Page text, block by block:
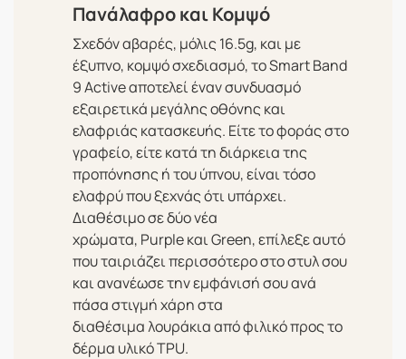
Πανάλαφρο και Κομψό
Σχεδόν αβαρές, μόλις 16.5g, και με
έξυπνο, κομψό σχεδιασμό, το Smart Band
9 Active αποτελεί έναν συνδυασμό
εξαιρετικά μεγάλης οθόνης και
ελαφριάς κατασκευής. Είτε το φοράς στο
γραφείο, είτε κατά τη διάρκεια της
προπόνησης ή του ύπνου, είναι τόσο
ελαφρύ που ξεχνάς ότι υπάρχει.
Διαθέσιμο σε δύο νέα
χρώματα, Purple και Green, επίλεξε αυτό
που ταιριάζει περισσότερο στο στυλ σου
και ανανέωσε την εμφάνισή σου ανά
πάσα στιγμή χάρη στα
διαθέσιμα λουράκια από φιλικό προς το
δέρμα υλικό TPU.